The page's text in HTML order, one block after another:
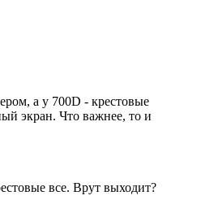
а у 700D - крестовые
экран. Что важнее, то и
все. Врут выходит?